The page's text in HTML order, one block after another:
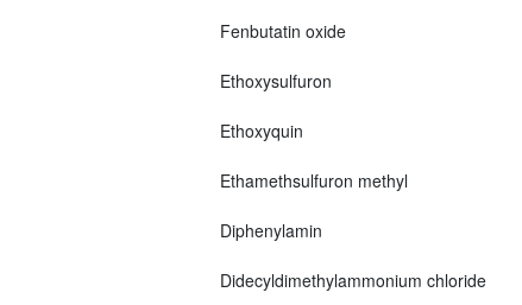
Fenbutatin oxide
Ethoxysulfuron
Ethoxyquin
Ethamethsulfuron methyl
Diphenylamin
Didecyldimethylammonium chloride